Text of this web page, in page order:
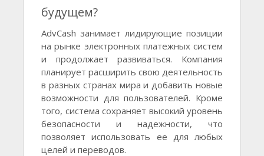
будущем?
AdvCash занимает лидирующие позиции
на рынке электронных платежных систем
и продолжает развиваться. Компания
планирует расширить свою деятельность
в разных странах мира и добавить новые
возможности для пользователей. Кроме
того, система сохраняет высокий уровень
безопасности и надежности, что
позволяет использовать ее для любых
целей и переводов.